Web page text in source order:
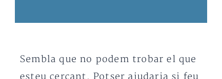
Sembla que no podem trobar el que